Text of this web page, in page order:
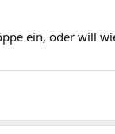
ein, oder will